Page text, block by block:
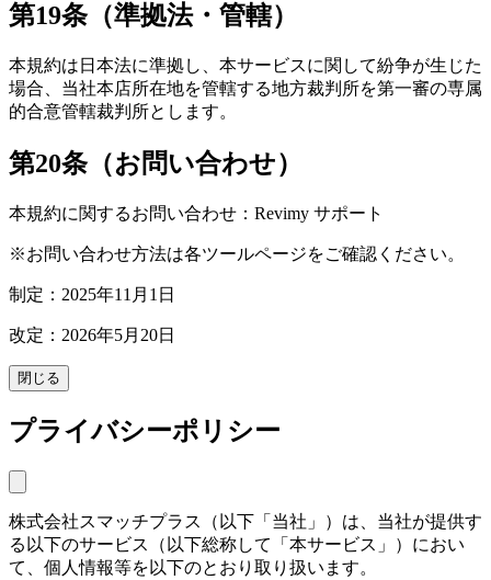
第19条（準拠法・管轄）
本規約は日本法に準拠し、本サービスに関して紛争が生じた
場合、当社本店所在地を管轄する地方裁判所を第一審の専属
的合意管轄裁判所とします。
第20条（お問い合わせ）
本規約に関するお問い合わせ：Revimy サポート
※お問い合わせ方法は各ツールページをご確認ください。
制定：2025年11月1日
改定：2026年5月20日
閉じる
プライバシーポリシー
株式会社スマッチプラス（以下「当社」）は、当社が提供す
る以下のサービス（以下総称して「本サービス」）におい
て、個人情報等を以下のとおり取り扱います。